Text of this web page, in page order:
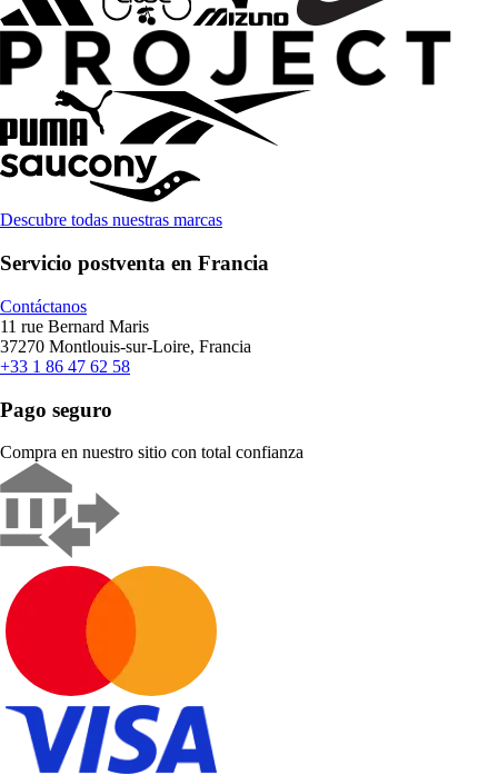
Descubre todas nuestras marcas
Servicio postventa en Francia
Contáctanos
11 rue Bernard Maris
37270 Montlouis-sur-Loire, Francia
+33 1 86 47 62 58
Pago seguro
Compra en nuestro sitio con total confianza